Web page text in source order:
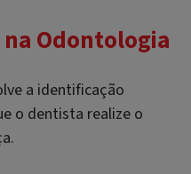
na Odontologia
a identificação
o dentista realize o